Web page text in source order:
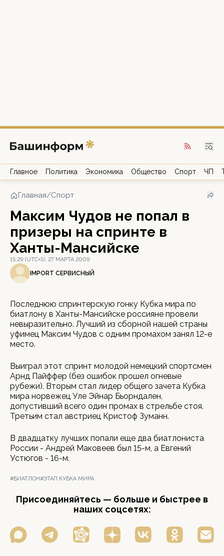
Главное Политика Экономика Общество Спорт ЧП
Главная/Спорт
Максим Чудов не попал в
призеры на спринте в
Ханты-Мансийске
15:29 (UTC+5), 27 МАРТА 2009
IMPORT СЕРВИСНЫЙ
Последнюю спринтерскую гонку Кубка мира по
биатлону в Ханты-Мансийске россияне провели
невыразительно. Лучший из сборной нашей страны
уфимец Максим Чудов с одним промахом занял 12-е
место.
Выиграл этот спринт молодой немецкий спортсмен
Арнд Пайффер (без ошибок прошел огневые
рубежи). Вторым стал лидер общего зачета Кубка
мира норвежец Уле Эйнар Бьорндален,
допустивший всего один промах в стрельбе стоя.
Третьим стал австриец Кристоф Зуманн.
В двадцатку лучших попали еще два биатлониста
России - Андрей Маковеев был 15-м, а Евгений
Устюгов - 16-м.
#БИАТЛОН#ЭТАП КУБКА МИРА
Присоединяйтесь — больше и быстрее в
наших соцсетях: